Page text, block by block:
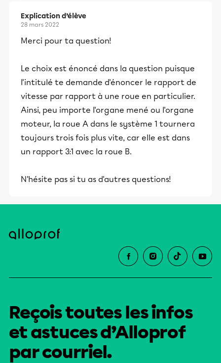
Explication d’élève
28 mars 2022
Merci pour ta question!
Le choix est énoncé dans la question puisque
l'intitulé te demande d'énoncer le rapport de
vitesse par rapport à une roue en particulier.
Ainsi, peu importe l'organe mené ou l'organe
moteur, la roue A dans le système 1 tournera
toujours trois fois plus vite, car elle est dans
un rapport 3:1 avec la roue B.
N'hésite pas si tu as d'autres questions!
Reçois toutes les infos
et astuces d’Alloprof
par courriel.